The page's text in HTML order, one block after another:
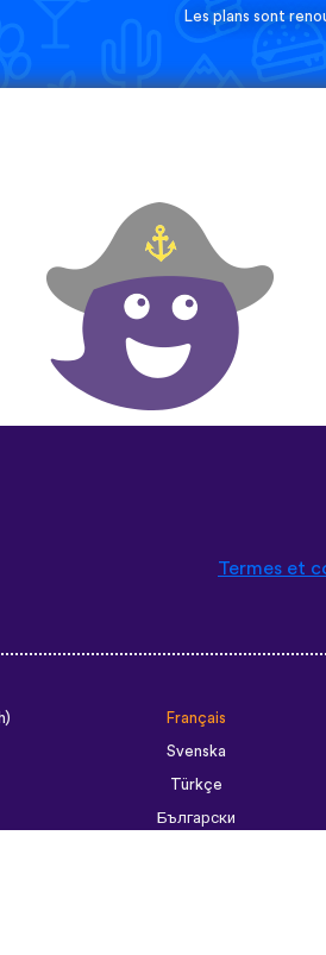
Les plans sont
Termes et
Svenska
Türkçe
Български
Tiếng Việt